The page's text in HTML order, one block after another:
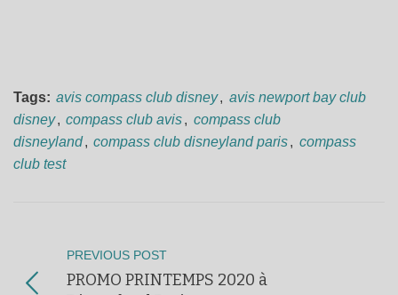
Tags: avis compass club disney, avis newport bay club
disney, compass club avis, compass club
disneyland, compass club disneyland paris, compass
club test
PREVIOUS POST
PROMO PRINTEMPS 2020 à